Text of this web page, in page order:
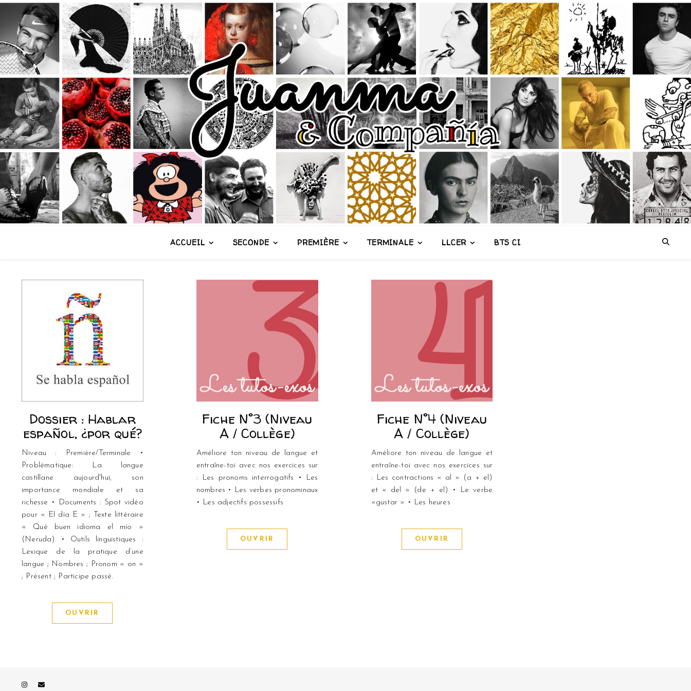
ACCUEIL SECONDE PREMIÈRE TERMINALE LLCER BTS CI
Dossier : Hablar
español, ¿por qué?
Niveau : Première/Terminale •
Problématique: La langue
castillane aujourd'hui, son
importance mondiale et sa
richesse • Documents : Spot vidéo
pour « El día E » ; Texte littéraire
« Qué buen idioma el mío »
(Neruda) • Outils linguistiques :
Lexique de la pratique d’une
langue ; Nombres ; Pronom « on »
; Présent ; Participe passé.
OUVRIR
Fiche N°3 (Niveau
A / Collège)
Améliore ton niveau de langue et
entraîne-toi avec nos exercices sur
: Les pronoms interrogatifs • Les
nombres • Les verbes pronominaux
• Les adjectifs possessifs
OUVRIR
Fiche N°4 (Niveau
A / Collège)
Améliore ton niveau de langue et
entraîne-toi avec nos exercices sur
: Les contractions « al » (a + el)
et « del » (de + el) • Le verbe
«gustar » • Les heures
OUVRIR